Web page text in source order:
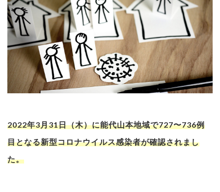
2022年3月31日（木）に能代山本地域で727〜736例
目となる新型コロナウイルス感染者が確認されまし
た。